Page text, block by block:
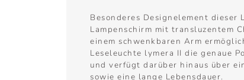
Besonderes Designelement
Lampenschirm mit transluzentem
einem schwenkbaren Arm
Leseleuchte lymera II die genaue
und verfügt darüber hinaus über
sowie eine lange Lebensdauer.